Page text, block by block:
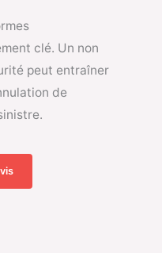
clé. Un non
peut entraîner
de